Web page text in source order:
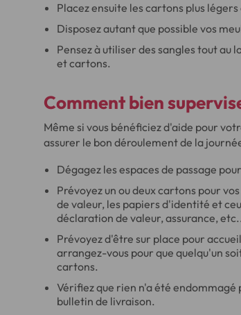
Placez ensuite les cartons plus
Disposez autant que possible vos
Pensez à utiliser des sangles tout au
et cartons.
Comment bien
Même si vous bénéficiez d'aide pour
assurer le bon déroulement de la
Dégagez les espaces de passage
Prévoyez un ou deux cartons pour
de valeur, les papiers d'identité et
déclaration de valeur, assurance,
Prévoyez d'être sur place pour
arrangez-vous pour que quelqu'un
cartons.
Vérifiez que rien n'a été
bulletin de livraison.